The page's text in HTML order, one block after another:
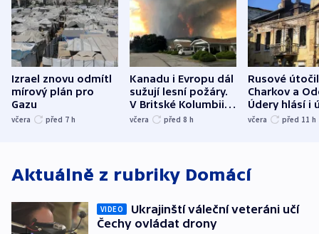
Izrael znovu odmítl
mírový plán pro
Gazu
včera před 7 h
Kanadu i Evropu dál
sužují lesní požáry.
V Britské Kolumbii
evakuovali tisíce lidí
včera před 8 h
Rusové
Charkov a
Údery hlásí i
Bělgorodu
včera před 11 h
Aktuálně z rubriky Domácí
VIDEO
Ukrajinští váleční veteráni učí
Čechy ovládat drony